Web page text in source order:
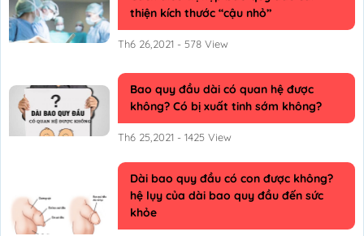
thiện kích thước “cậu nhỏ”
Th6 26,2021 - 578 View
Bao quy đầu dài có quan hệ được
không? Có bị xuất tinh sớm không?
Th6 25,2021 - 1425 View
Dài bao quy đầu có con được không?
hệ lụy của dài bao quy đầu đến sức
khỏe
Kinh nguyệt
Ống dẫn trứng
Bệnh Xã Hội
Giang mai
Sùi mào gà